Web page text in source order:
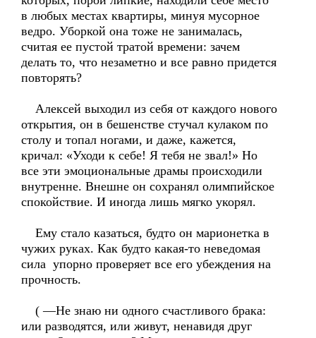
в любых местах квартиры, минуя мусорное
ведро. Уборкой она тоже не занималась,
считая ее пустой тратой времени: зачем
делать то, что незаметно и все равно придется
повторять?
Алексей выходил из себя от каждого нового
открытия, он в бешенстве стучал кулаком по
столу и топал ногами, и даже, кажется,
кричал: «Уходи к себе! Я тебя не звал!» Но
все эти эмоциональные драмы происходили
внутренне. Внешне он сохранял олимпийское
спокойствие. И иногда лишь мягко укорял.
Ему стало казаться, будто он марионетка в
чужих руках. Как будто какая-то неведомая
сила упорно проверяет все его убеждения на
прочность.
( —Не знаю ни одного счастливого брака:
или разводятся, или живут, ненавидя друг